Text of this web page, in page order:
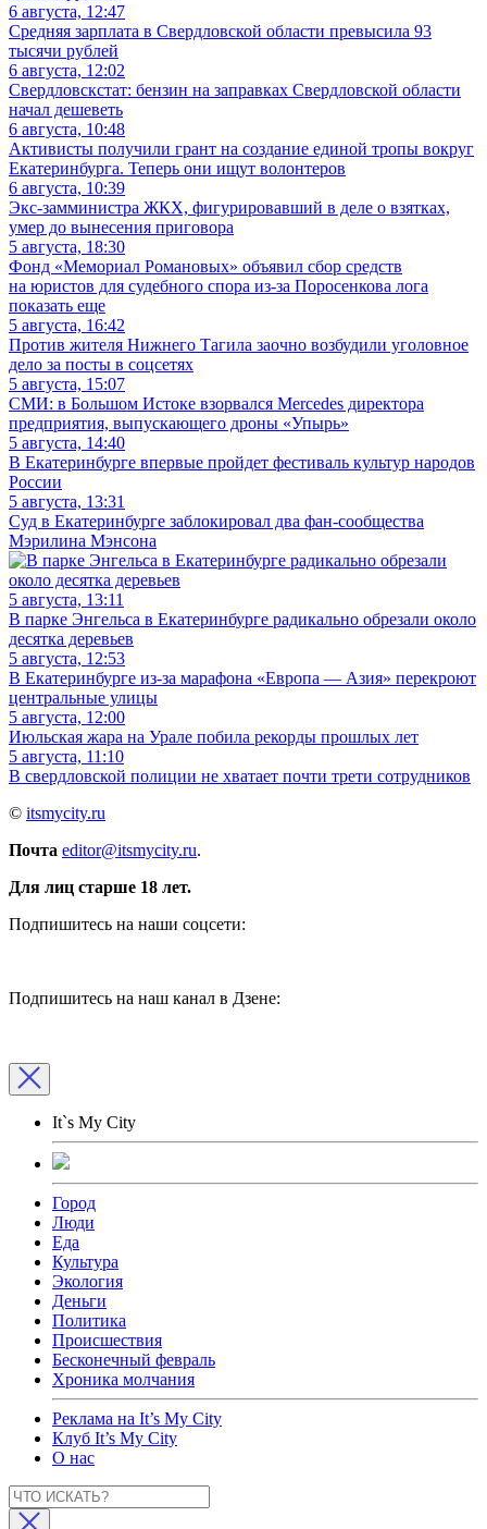
6 августа, 12:47
Средняя зарплата в Свердловской области превысила 93
тысячи рублей
6 августа, 12:02
Свердловскстат: бензин на заправках Свердловской области
начал дешеветь
6 августа, 10:48
Активисты получили грант на создание единой тропы вокруг
Екатеринбурга. Теперь они ищут волонтеров
6 августа, 10:39
Экс-замминистра ЖКХ, фигурировавший в деле о взятках,
умер до вынесения приговора
5 августа, 18:30
Фонд «Мемориал Романовых» объявил сбор средств
на юристов для судебного спора из-за Поросенкова лога
показать еще
5 августа, 16:42
Против жителя Нижнего Тагила заочно возбудили уголовное
дело за посты в соцсетях
5 августа, 15:07
СМИ: в Большом Истоке взорвался Mercedes директора
предприятия, выпускающего дроны «Упырь»
5 августа, 14:40
В Екатеринбурге впервые пройдет фестиваль культур народов
России
5 августа, 13:31
Суд в Екатеринбурге заблокировал два фан-сообщества
Мэрилина Мэнсона
5 августа, 13:11
В парке Энгельса в Екатеринбурге радикально обрезали около
десятка деревьев
5 августа, 12:53
В Екатеринбурге из-за марафона «Европа — Азия» перекроют
центральные улицы
5 августа, 12:00
Июльская жара на Урале побила рекорды прошлых лет
5 августа, 11:10
В свердловской полиции не хватает почти трети сотрудников
© itsmycity.ru
Почта editor@itsmycity.ru.
Для лиц старше 18 лет.
Подпишитесь на наши соцсети:
Подпишитесь на наш канал в Дзене:
It`s My City
Город
Люди
Еда
Культура
Экология
Деньги
Политика
Происшествия
Бесконечный февраль
Хроника молчания
Реклама на It’s My City
Клуб It’s My City
О нас